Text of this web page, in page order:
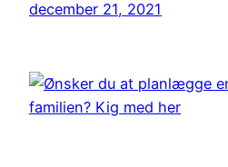
december 21, 2021